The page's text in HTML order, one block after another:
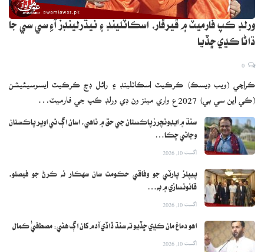
ورلڊ ڪپ فارميٽ ۾ ڦيرڦار، اسڪاٽلينڊ ۽ نيڌرلينڊز آءِ سي سي جا
ڌاڻا ڪڍي ڇڏيا
ڪراچي (ويب ڊيسڪ) ڪرڪيٽ اسڪاٽلينڊ ۽ رائل ڊچ ڪرڪيٽ ايسوسيئيشن
(ڪي اين سي بي) 2027ع واري مينز ون ڊي ورلڊ ڪپ جي فارميٽ…
سنڌ ۾ ايڊونچرز پاڪستان جي حق ۾ ناهي، اسان اڳ ئي اوڀر پاڪستان
وڃائي چڪا…
اگست 10, 2026
پيپلز پارٽي جو وفاقي حڪومت سان سهڪار نه ڪرڻ جو فيصلو،
قانونسازي ۾ به…
اگست 10, 2026
اهو دماغ مان ڪڍي ڇڏيو ته سنڌ ڏاڏي آدم کان اڳ هئي: مصطفيٰ ڪمال
اگست 10, 2026